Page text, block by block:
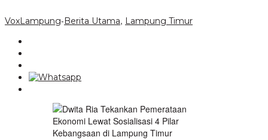
VoxLampung-Berita Utama, Lampung Timur